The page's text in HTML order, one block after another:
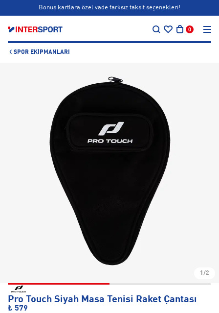
Bonus kartlara özel vade farksız taksit seçenekleri!
0
SPOR EKIPMANLARI
1/2
Pro Touch Siyah Masa Tenisi Raket Çantası
₺ 579